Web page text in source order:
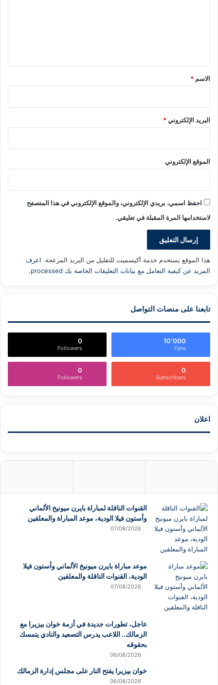
*
الاسم *
البريد الإلكتروني*
الموقع الإلكتروني
احفظ اسمي، بريدي الإلكتروني، والموقع الإلكتروني في هذا المتصفح
لاستخدامها المرة المقبلة في تعليقي.
هذا الموقع يستخدم خدمة أكيسميت للتقليل من البريد المزعجة. اعرف
المزيد عن كيفية التعامل مع بيانات التعليقات الخاصة بك processed
.
تابعنا على منصات التواصل
10٬000
Fans
0
Followers
0
Subscribers
0
Followers
اعلان
القنوات الناقلة لمباراة بايرن ميونيخ الألماني
وأستون فيلا الودية، موعد المباراة والمعلقين
07/08/2026
موعد مباراة بايرن ميونيخ الألماني وأستون فيلا
الودية، القنوات الناقلة والمعلقين
07/08/2026
عاجل، تطورات جديدة في أزمة خوان بيزيرا مع
الزمالك.. اللاعب يدرس التصعيد والنادي يتمسك
بحقوقه
06/08/2026
خوان بيزيرا يفتح النار على مجلس إدارة الزمالك
06/08/2026